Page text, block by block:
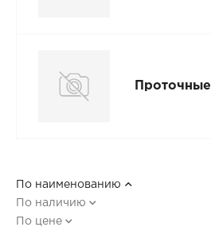
Проточные
По наименованию
По наличию
По цене